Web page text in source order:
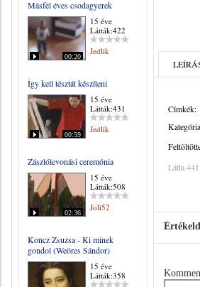
Másfél éves csodagyerek
00:20
15 éve
Látták:422
Jedlik
Így kell tésztát készíteni
00:59
15 éve
Látták:431
Jedlik
Zászlólevonási ceremónia
02:36
15 éve
Látták:508
Joli52
Koncz Zsuzsa - Ki minek
gondol (Weöres Sándor)
15 éve
Látták:358
Címkék:
Látta 441